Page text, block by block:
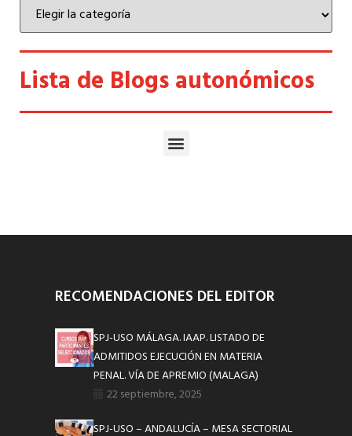
Lista de Blogs autonómicos
RECOMENDACIONES DEL EDITOR
SPJ-USO MÁLAGA. IAAP. LISTADO DE
ADMITIDOS EJECUCIÓN EN MATERIA
PENAL. VÍA DE APREMIO (MALAGA)
22 septiembre, 2025
SPJ-USO – ANDALUCÍA – MESA SECTORIAL